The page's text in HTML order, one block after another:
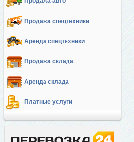
Продажа спецтехники
Аренда спецтехники
Продажа склада
Аренда склада
Платные услуги